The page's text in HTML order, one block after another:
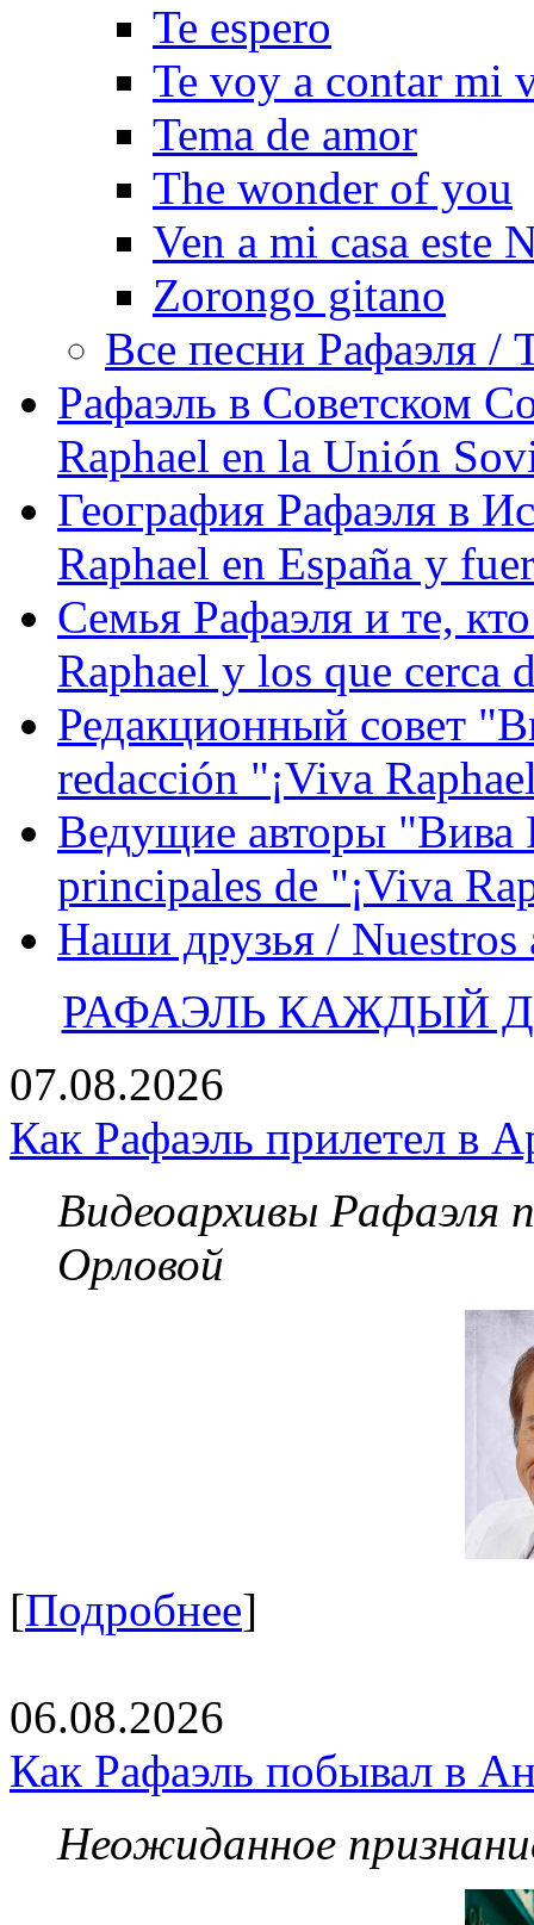
Te espero
Te voy a contar mi
Tema de amor
The wonder of you
Ven a mi casa este
Zorongo gitano
Все песни Рафаэля /
Рафаэль в Советском
Raphael en la Unión
География Рафаэля в
Raphael en España y
Семья Рафаэля и те,
Raphael y los que cerca
Редакционный совет
redacción "¡Viva
Ведущие авторы "Вива
principales de "¡Viva
Наши друзья / Nuestros
РАФАЭЛЬ КАЖДЫЙ
07.08.2026
Как Рафаэль прилетел в
Видеоархивы Рафаэля
Орловой
[Подробнее]
06.08.2026
Как Рафаэль побывал в
Неожиданное